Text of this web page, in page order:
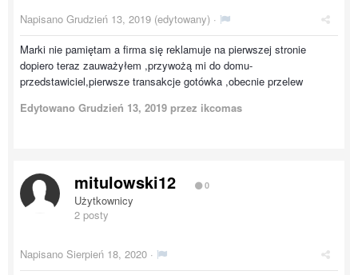
Napisano Grudzień 13, 2019 (edytowany) ·
Marki nie pamiętam a firma się reklamuje na pierwszej stronie
dopiero teraz zauważyłem ,przywożą mi do domu-
przedstawiciel,pierwsze transakcje gotówka ,obecnie przelew
Edytowano Grudzień 13, 2019 przez ikcomas
mitulowski12 0
Użytkownicy
2 posty
Napisano Sierpień 18, 2020 ·